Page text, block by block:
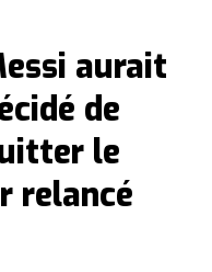
aurait
de
le
relancé